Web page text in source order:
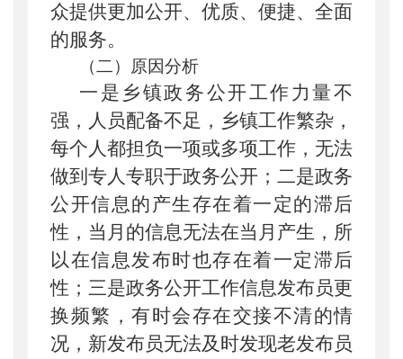
众提供更加公开、优质、便捷、全面
的服务。
（二）原因分析
一是乡镇政务公开工作力量不
强，人员配备不足，乡镇工作繁杂，
每个人都担负一项或多项工作，无法
做到专人专职于政务公开；二是政务
公开信息的产生存在着一定的滞后
性，当月的信息无法在当月产生，所
以在信息发布时也存在着一定滞后
性；三是政务公开工作信息发布员更
换频繁，有时会存在交接不清的情
况，新发布员无法及时发现老发布员